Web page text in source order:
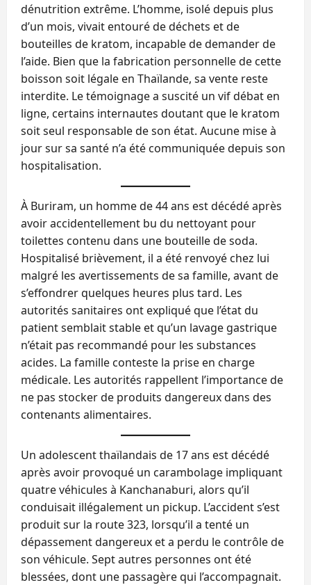
dénutrition extrême. L’homme, isolé depuis plus
d’un mois, vivait entouré de déchets et de
bouteilles de kratom, incapable de demander de
l’aide. Bien que la fabrication personnelle de cette
boisson soit légale en Thaïlande, sa vente reste
interdite. Le témoignage a suscité un vif débat en
ligne, certains internautes doutant que le kratom
soit seul responsable de son état. Aucune mise à
jour sur sa santé n’a été communiquée depuis son
hospitalisation.
À Buriram, un homme de 44 ans est décédé après
avoir accidentellement bu du nettoyant pour
toilettes contenu dans une bouteille de soda.
Hospitalisé brièvement, il a été renvoyé chez lui
malgré les avertissements de sa famille, avant de
s’effondrer quelques heures plus tard. Les
autorités sanitaires ont expliqué que l’état du
patient semblait stable et qu’un lavage gastrique
n’était pas recommandé pour les substances
acides. La famille conteste la prise en charge
médicale. Les autorités rappellent l’importance de
ne pas stocker de produits dangereux dans des
contenants alimentaires.
Un adolescent thaïlandais de 17 ans est décédé
après avoir provoqué un carambolage impliquant
quatre véhicules à Kanchanaburi, alors qu’il
conduisait illégalement un pickup. L’accident s’est
produit sur la route 323, lorsqu’il a tenté un
dépassement dangereux et a perdu le contrôle de
son véhicule. Sept autres personnes ont été
blessées, dont une passagère qui l’accompagnait.